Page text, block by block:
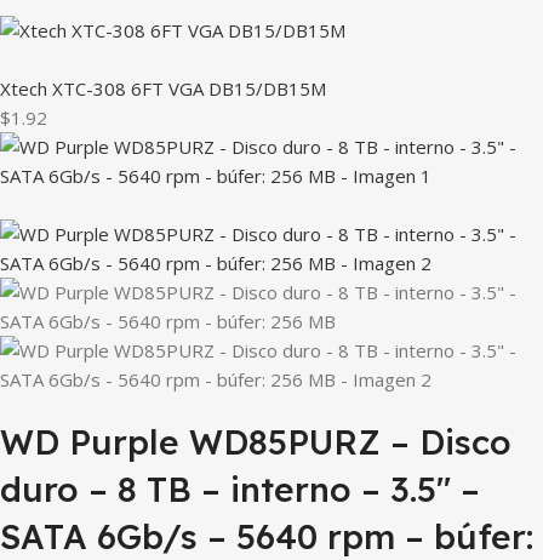
Xtech XTC-308 6FT VGA DB15/DB15M
$1.92
WD Purple WD85PURZ – Disco
duro – 8 TB – interno – 3.5″ –
SATA 6Gb/s – 5640 rpm – búfer: